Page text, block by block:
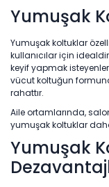
Yumuşak
Yumuşak koltuklar
kullanıcılar için
keyif yapmak
vücut koltuğun
rahattır.
Aile ortamlarında,
yumuşak koltuklar
Yumuşak